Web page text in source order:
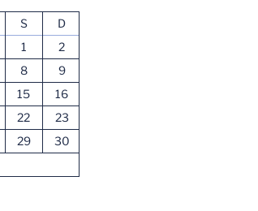
S
D
1
2
8
9
15
16
22
23
29
30